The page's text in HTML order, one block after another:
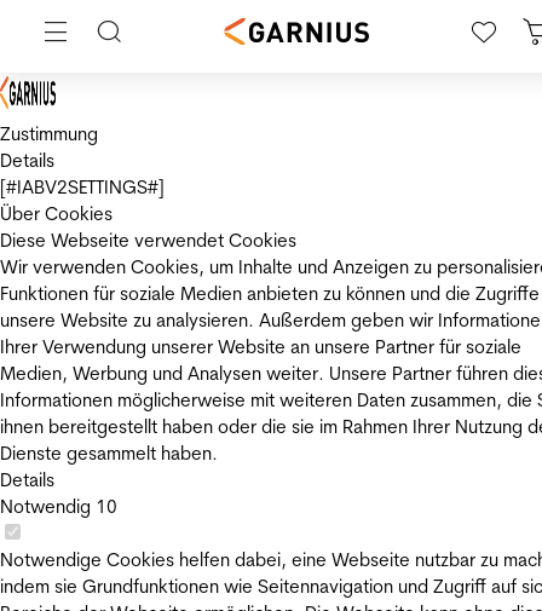
Zustimmung
Details
[#IABV2SETTINGS#]
Über Cookies
Diese Webseite verwendet Cookies
Wir verwenden Cookies, um Inhalte und Anzeigen zu
Funktionen für soziale Medien anbieten zu können und die
unsere Website zu analysieren. Außerdem geben wir
Ihrer Verwendung unserer Website an unsere Partner für soziale
Medien, Werbung und Analysen weiter. Unsere Partner führen
Informationen möglicherweise mit weiteren Daten zusammen, die
ihnen bereitgestellt haben oder die sie im Rahmen Ihrer Nutzung
Dienste gesammelt haben.
Details
Notwendig 10
Notwendige Cookies helfen dabei, eine Webseite nutzbar zu
indem sie Grundfunktionen wie Seitennavigation und Zugriff auf